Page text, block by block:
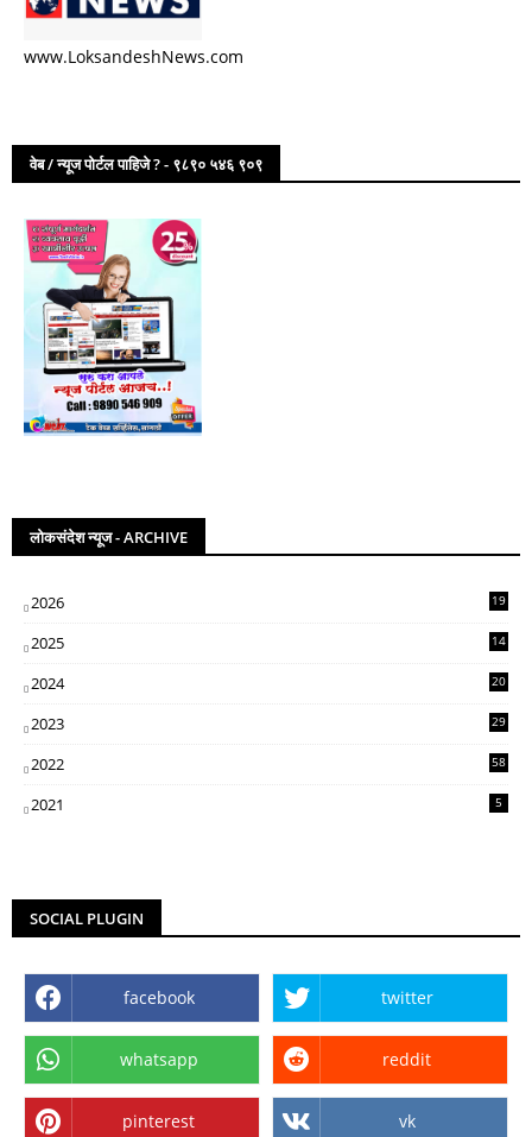
www.LoksandeshNews.com
वेब / न्यूज पोर्टल पाहिजे ? - ९८९० ५४६ ९०९
लोकसंदेश न्यूज - ARCHIVE
2026 19
2025
14
2024
20
2023
29
2022
58
2021 5
SOCIAL PLUGIN
facebook twitter
whatsapp reddit
pinterest vk